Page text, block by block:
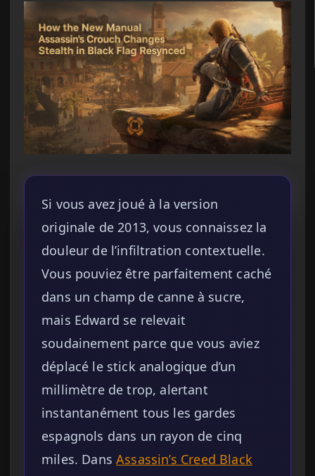
Si vous avez joué à la version
originale de 2013, vous connaissez la
douleur de l’infiltration contextuelle.
Vous pouviez être parfaitement caché
dans un champ de canne à sucre,
mais Edward se relevait
soudainement parce que vous aviez
déplacé le stick analogique d’un
millimètre de trop, alertant
instantanément tous les gardes
espagnols dans un rayon de cinq
miles. DansAssassin’s Creed Black